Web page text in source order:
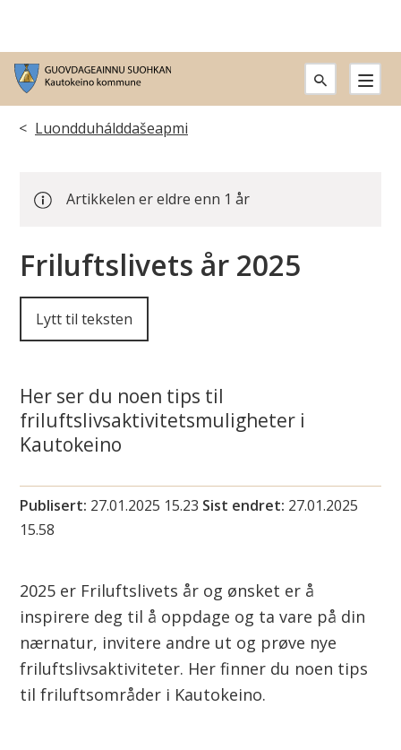
G
u
v
a
a
i
n
s
u
o
h
Du
her:
Luondduhálddašeapmi
Artikkelen er eldre enn 1 år
Friluftslivets år 2025
Lytt til teksten
Her ser du noen tips til
friluftslivsaktivitetsmuligheter i
Kautokeino
Publisert 27.01.2025 15.23 Sist endret 27.01.2025
15.58
2025 er Friluftslivets år og ønsket er å
inspirere deg til å oppdage og ta vare på din
nærnatur, invitere andre ut og prøve nye
friluftslivsaktiviteter. Her finner du noen tips
til friluftsområder i Kautokeino.